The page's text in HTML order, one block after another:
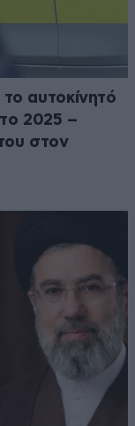
αυτοκίνητό
2025 –
στον